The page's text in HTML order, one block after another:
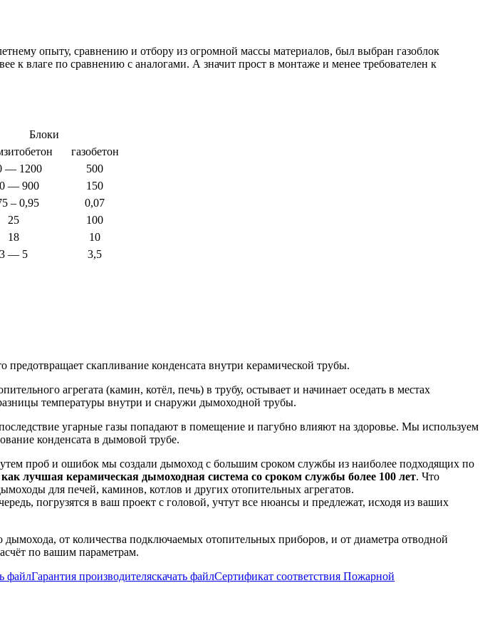
опыту, сравнению и отбору из огромной массы материалов, был выбран газоблок
к влаге по сравнению с аналогами. А значит прост в монтаже и менее требователен к
Блоки
газобетон
— 1200
500
— 900
150
– 0,95
0,07
25
100
18
10
3 — 5 3,5
скапливание конденсата внутри керамической трубы.
агрегата (камин, котёл, печь) в трубу, остывает и начинает оседать в местах
температуры внутри и снаружи дымоходной трубы.
угарные газы попадают в помещение и пагубно влияют на здоровье. Мы используем
конденсата в дымовой трубе.
проб и ошибок мы создали дымоход с большим сроком службы из наиболее подходящих по
лучшая керамическая дымоходная система со сроком службы более 100 лет. Что
для печей, каминов, котлов и других отопительных агрегатов.
погрузятся в ваш проект с головой, учтут все нюансы и предлежат, исходя из ваших
от количества подключаемых отопительных приборов, и от диаметра отводной
по вашим параметрам.
файлГарантия производителяскачать файлСертификат соответствия Пожарной